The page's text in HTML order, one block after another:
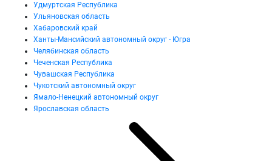
Удмуртская Республика
Ульяновская область
Хабаровский край
Ханты-Мансийский автономный округ - Югра
Челябинская область
Чеченская Республика
Чувашская Республика
Чукотский автономный округ
Ямало-Ненецкий автономный округ
Ярославская область